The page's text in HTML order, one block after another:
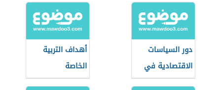
دور السياسات
الاقتصادية في
تحقيق النمو
أهداف التربية
الخاصة